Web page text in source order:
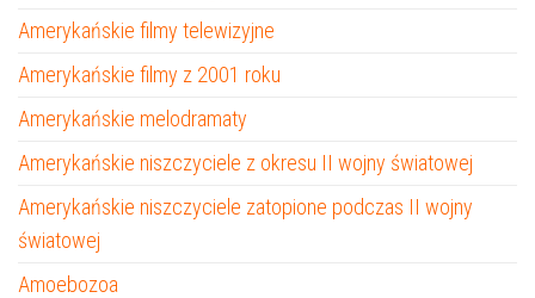
Amerykańskie filmy telewizyjne
Amerykańskie filmy z 2001 roku
Amerykańskie melodramaty
Amerykańskie niszczyciele z okresu II wojny światowej
Amerykańskie niszczyciele zatopione podczas II wojny
światowej
Amoebozoa